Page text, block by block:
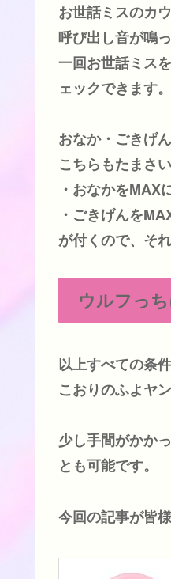
お世話ミスのカ
呼び出し音が鳴
一回お世話ミス
ェックできます。
おなか・ごきげ
こちらもたまさ
・おなかをMAX
・ごきげんを
が付くので、そ
ウルフっ
以上すべての条
こおりのふよヤ
少し手間がかか
とも可能です。
今回の記事が皆